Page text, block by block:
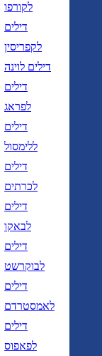
לקורפו
דילים
לקפריסין
דילים לוינה
דילים
לפראג
דילים
ללימסול
דילים
לכרתים
דילים
לבאקו
דילים
לבוקרשט
דילים
לאמסטרדם
דילים
לפאפוס